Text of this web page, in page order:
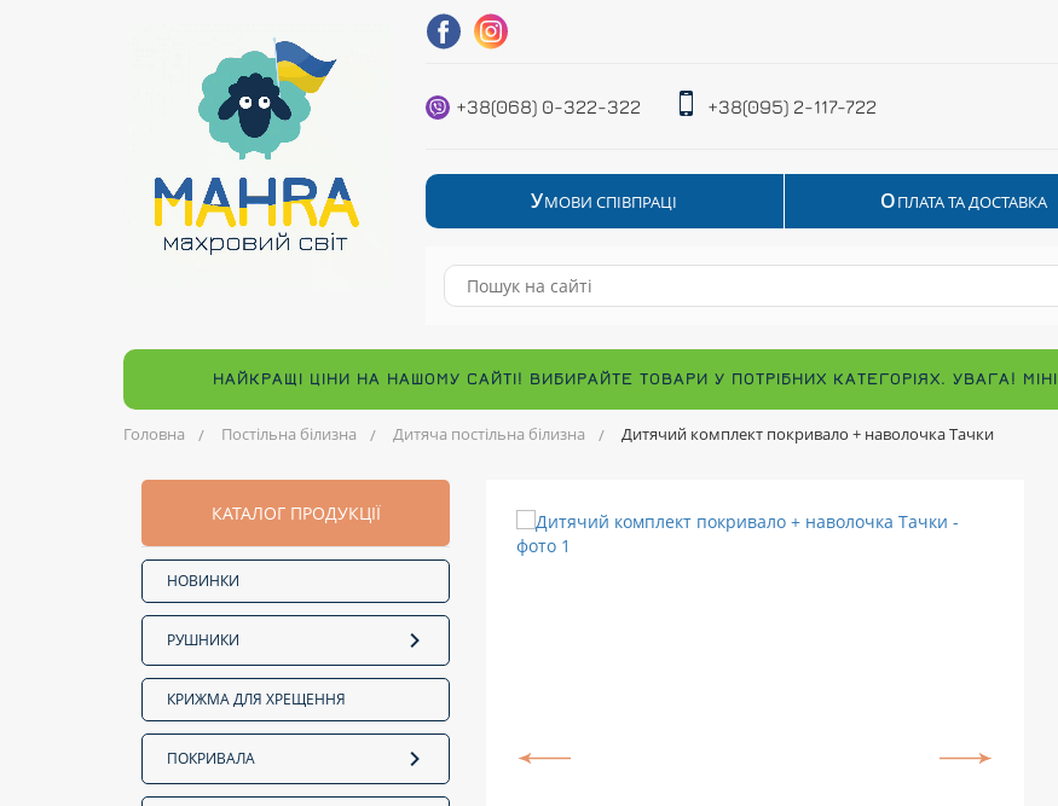
+38(068) 0-322-322 +38(095) 2-117-722
УМОВИ СПІВПРАЦІ ОПЛАТА ТА ДОСТАВКА
НАЙКРАЩІ ЦІНИ НА НАШОМУ САЙТІ! ВИБИРАЙТЕ ТОВАРИ У ПОТРІБНИХ КАТЕГОРІЯХ. УВАГА!
Головна Постільна білизна Дитяча постільна білизна Дитячий комплект покривало + наволочка Тачки
КАТАЛОГ ПРОДУКЦІЇ
НОВИНКИ
РУШНИКИ
КРИЖМА ДЛЯ ХРЕЩЕННЯ
ПОКРИВАЛА